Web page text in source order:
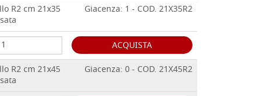
R2 cm 21x35
Giacenza: 1 - COD. 21X35R2
ACQUISTA
R2 cm 21x45
Giacenza: 0 - COD. 21X45R2